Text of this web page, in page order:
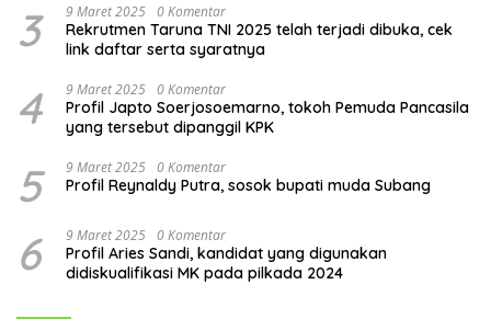
3 9 Maret 2025 0 Komentar
Rekrutmen Taruna TNI 2025 telah terjadi dibuka, cek
link daftar serta syaratnya
4 9 Maret 2025 0 Komentar
Profil Japto Soerjosoemarno, tokoh Pemuda Pancasila
yang tersebut dipanggil KPK
5 9 Maret 2025 0 Komentar
Profil Reynaldy Putra, sosok bupati muda Subang
6 9 Maret 2025 0 Komentar
Profil Aries Sandi, kandidat yang digunakan
didiskualifikasi MK pada pilkada 2024